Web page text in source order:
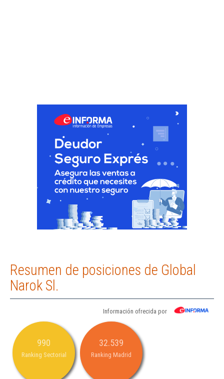
Resumen de posiciones de Global
Narok Sl.
Información ofrecida por
990
Ranking Sectorial
32.539
Ranking Madrid